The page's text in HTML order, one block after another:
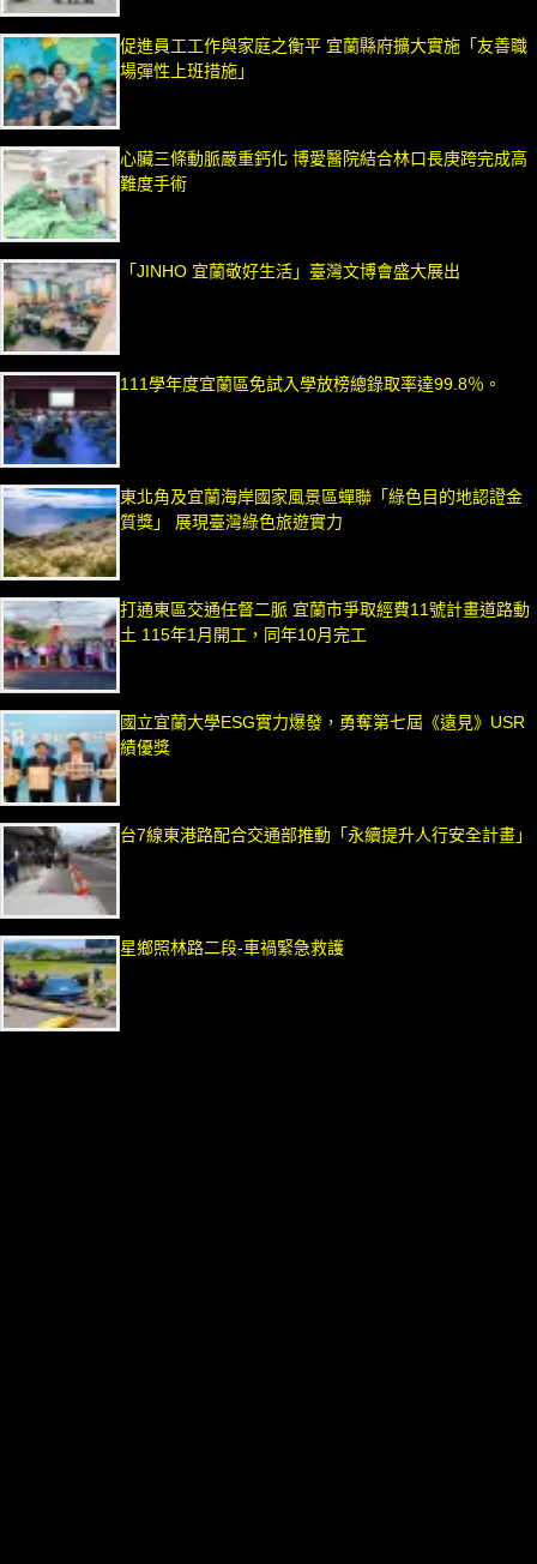
促進員工工作與家庭之衡平 宜蘭縣府擴大實施「友善職
場彈性上班措施」
心臟三條動脈嚴重鈣化 博愛醫院結合林口長庚跨完成高
難度手術
「JINHO 宜蘭敬好生活」臺灣文博會盛大展出
111學年度宜蘭區免試入學放榜總錄取率達99.8％。
東北角及宜蘭海岸國家風景區蟬聯「綠色目的地認證金
質獎」 展現臺灣綠色旅遊實力
打通東區交通任督二脈 宜蘭市爭取經費11號計畫道路動
土 115年1月開工，同年10月完工
國立宜蘭大學ESG實力爆發，勇奪第七屆《遠見》USR
績優獎
台7線東港路配合交通部推動「永續提升人行安全計畫」
星鄉照林路二段-車禍緊急救護